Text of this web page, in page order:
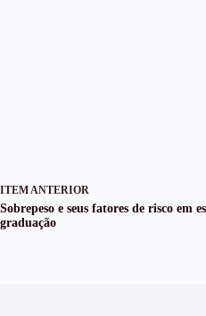
ITEM ANTERIOR
Sobrepeso e seus fatores de risco em
graduação